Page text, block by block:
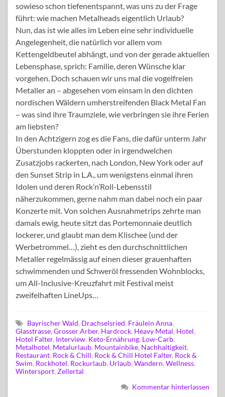
sowieso schon tiefenentspannt, was uns zu der Frage
führt: wie machen Metalheads eigentlich Urlaub?
Nun, das ist wie alles im Leben eine sehr individuelle
Angelegenheit, die natürlich vor allem vom
Kettengeldbeutel abhängt, und von der gerade aktuellen
Lebensphase, sprich: Familie, deren Wünsche klar
vorgehen. Doch schauen wir uns mal die vogelfreien
Metaller an – abgesehen vom einsam in den dichten
nordischen Wäldern umherstreifenden Black Metal Fan
– was sind ihre Traumziele, wie verbringen sie ihre Ferien
am liebsten?
In den Achtzigern zog es die Fans, die dafür unterm Jahr
Überstunden kloppten oder in irgendwelchen
Zusatzjobs rackerten, nach London, New York oder auf
den Sunset Strip in L.A., um wenigstens einmal ihren
Idolen und deren Rock’n’Roll-Lebensstil
näherzukommen, gerne nahm man dabei noch ein paar
Konzerte mit. Von solchen Ausnahmetrips zehrte man
damals ewig, heute sitzt das Portemonnaie deutlich
lockerer, und glaubt man dem Klischee (und der
Werbetrommel…), zieht es den durchschnittlichen
Metaller regelmässig auf einen dieser grauenhaften
schwimmenden und Schweröl fressenden Wohnblocks,
um All-Inclusive-Kreuzfahrt mit Festival meist
zweifelhaften LineUps…
Bayrischer Wald, Drachselsried, Fräulein Anna,
Glasstrasse, Grosser Arber, Hardrock, Heavy Metal, Hotel,
Hotel Falter, Interview, Keto-Ernährung, Low-Carb,
Metalhotel, Metalurlaub, Mountainbike, Nachhaltigkeit,
Restaurant, Rock & Chill, Rock & Chill Hotel Falter, Rock &
Swim, Rockhotel, Rockurlaub, Urlaub, Wandern, Wellness,
Wintersport, Zellertal
Kommentar hinterlassen